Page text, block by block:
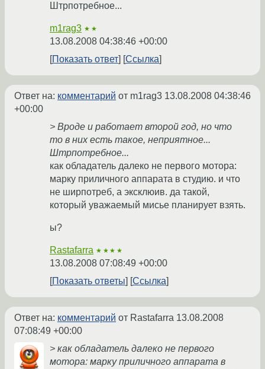
Штрпотребное...
m1rag3 ★★
13.08.2008 04:38:46 +00:00
Показать ответ
Ссылка
Ответ на: комментарий от m1rag3 13.08.2008 04:38:46
+00:00
> Вроде и работает второй год, но что
то в них есть такое, неприятное...
Штрпотребное...
как обладатель далеко не первого мотора:
марку приличного аппарата в студию. и что
не ширпотреб, а эксклюив. да такой,
который уважаемый мисье планирует взять.
ы?
Rastafarra ★★★★
13.08.2008 07:08:49 +00:00
Показать ответы
Ссылка
Ответ на: комментарий от Rastafarra 13.08.2008
07:08:49 +00:00
> как обладатель далеко не первого
мотора: марку приличного аппарата в